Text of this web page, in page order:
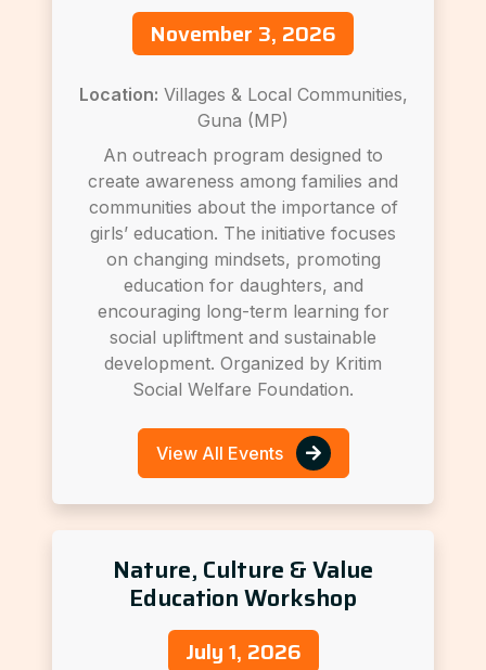
November 3, 2026
Location: Villages & Local Communities,
Guna (MP)
An outreach program designed to
create awareness among families and
communities about the importance of
girls’ education. The initiative focuses
on changing mindsets, promoting
education for daughters, and
encouraging long-term learning for
social upliftment and sustainable
development. Organized by Kritim
Social Welfare Foundation.
View All Events
Nature, Culture & Value
Education Workshop
July 1, 2026